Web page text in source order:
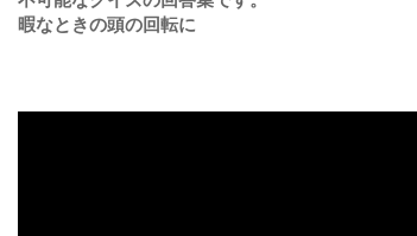
暇なときの頭の回転に